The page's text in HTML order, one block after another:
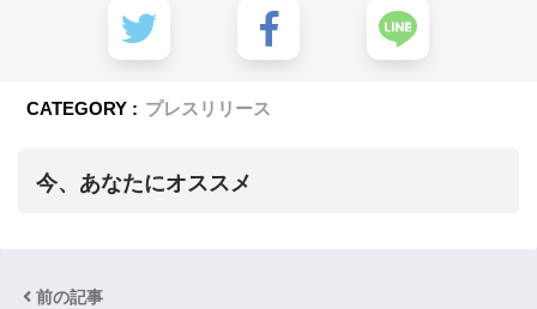
CATEGORY : プレスリリース
今、あなたにオススメ
前の記事